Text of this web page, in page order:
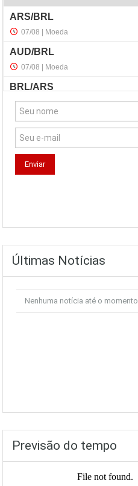
NewsLetter
Últimas Notícias
Nenhuma notícia até o momento
Previsão do tempo